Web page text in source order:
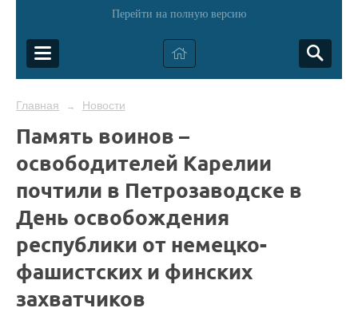
Перейти на полную версию
Главная → Новости
Память воинов –
освободителей Карелии
почтили в Петрозаводске в
День освобождения
республики от немецко-
фашистских и финских
захватчиков